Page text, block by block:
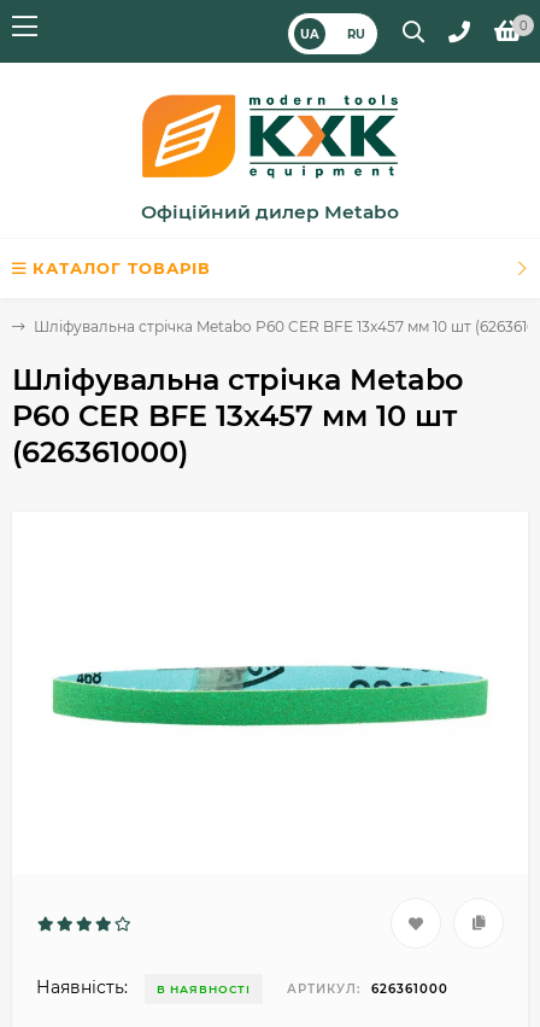
UA RU
0
Офіційний дилер Metabo
КАТАЛОГ ТОВАРІВ
Шліфувальна стрічка Metabo P60 CER BFE 13x457 мм 10 шт
Шліфувальна стрічка Metabo
P60 CER BFE 13x457 мм 10 шт
(626361000)
Наявність: В НАЯВНОСТІ АРТИКУЛ: 626361000